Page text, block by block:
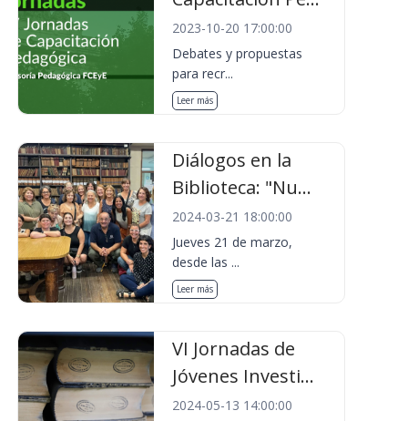
2023-10-20 17:00:00
Debates y propuestas
para recr...
Leer más
Diálogos en la
Biblioteca: "Nu...
2024-03-21 18:00:00
Jueves 21 de marzo,
desde las ...
Leer más
VI Jornadas de
Jóvenes Investi...
2024-05-13 14:00:00